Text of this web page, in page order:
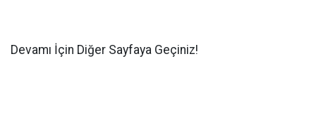
Devamı İçin Diğer Sayfaya Geçiniz!